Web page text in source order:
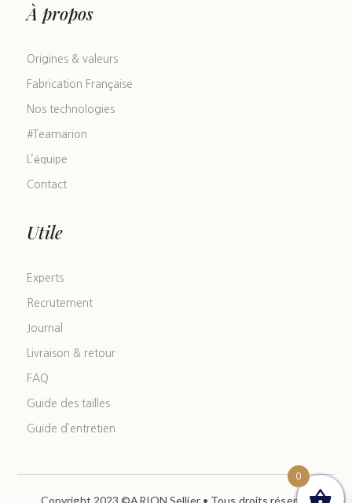
À propos
Origines & valeurs
Fabrication Française
Nos technologies
#Teamarion
L’équipe
Contact
Utile
Experts
Recrutement
Journal
Livraison & retour
FAQ
Guide des tailles
Guide d’entretien
Copyright 2023 ©ARION Sellier • Tous droits réservés
0